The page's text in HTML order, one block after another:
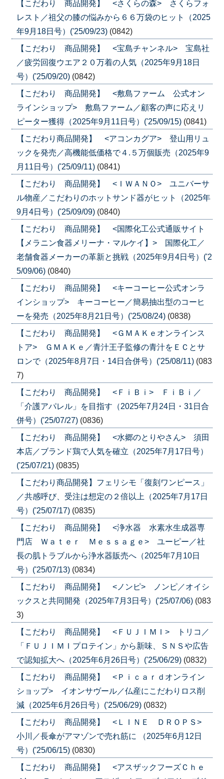
【こだわり 商品開発】 <さくらの森> さくらフォ
レスト／祖父の膝の悩みから６６万袋のヒット（2025
年9月18日号）('25/09/23) (0842)
【こだわり 商品開発】 <宝島チャンネル> 宝島社
／疲労回復ウエア２０万着の人気（2025年9月18日
号）('25/09/20) (0842)
【こだわり 商品開発】 <敷島ファーム 公式オン
ラインショップ> 敷島ファーム／顧客の声に応えリ
ピーター獲得（2025年9月11日号）('25/09/15) (0841)
【こだわり商品開発】 <アコンカグア> 登山用リュ
ックを発売／高機能低価格で４.５万個販売（2025年9
月11日号）('25/09/11) (0841)
【こだわり 商品開発】 <ＩＷＡＮＯ> ユニバーサ
ル物産／こだわりのホットサンド器がヒット（2025年
9月4日号）('25/09/09) (0840)
【こだわり 商品開発】 <国際化工公式通販サイト
【メラニン食器メリーナ・マルケイ】> 国際化工／
老舗食器メーカーの革新と挑戦（2025年9月4日号）('2
5/09/06) (0840)
【こだわり 商品開発】 <キーコーヒー公式オンラ
インショップ> キーコーヒー／簡易抽出型のコーヒ
ーを発売（2025年8月21日号）('25/08/24) (0838)
【こだわり 商品開発】 <ＧＭＡＫｅオンラインス
トア> ＧＭＡＫｅ／青汁王子監修の青汁をＥＣとサ
ロンで（2025年8月7日・14日合併号）('25/08/11) (083
7)
【こだわり 商品開発】 <ＦｉＢｉ> ＦｉＢｉ／
「介護アパレル」を目指す（2025年7月24日・31日合
併号）('25/07/27) (0836)
【こだわり 商品開発】 <水郷のとりやさん> 須田
本店／ブランド鶏で人気を確立（2025年7月17日号）
('25/07/21) (0835)
【こだわり商品開発】フェリシモ「復刻ワンピース」
／共感呼び、受注は想定の２倍以上（2025年7月17日
号）('25/07/17) (0835)
【こだわり 商品開発】 <浄水器 水素水生成器専
門店 Ｗａｔｅｒ Ｍｅｓｓａｇｅ> ユーピー／社
長の肌トラブルから浄水器販売へ（2025年7月10日
号）('25/07/13) (0834)
【こだわり 商品開発】 <ノンピ> ノンピ／オイシ
ックスと共同開発（2025年7月3日号）('25/07/06) (083
3)
【こだわり 商品開発】 <ＦＵＪＩＭＩ> トリコ／
「ＦＵＪＩＭＩプロテイン」から新味、ＳＮＳや広告
で認知拡大へ（2025年6月26日号）('25/06/29) (0832)
【こだわり 商品開発】 <Ｐｉｃａｒｄオンライン
ショップ> イオンサヴール／仏産にこだわりロス削
減（2025年6月26日号）('25/06/29) (0832)
【こだわり 商品開発】 <ＬＩＮＥ ＤＲＯＰＳ>
小川／長傘がアマゾンで売れ筋に （2025年6月12日
号）('25/06/15) (0830)
【こだわり 商品開発】 <アスザックフーズＣｈｅ